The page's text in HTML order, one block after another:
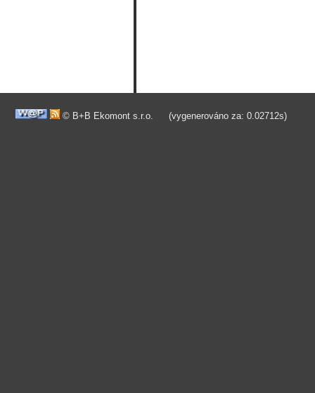
© B+B Ekomont s.r.o. (vygenerováno za: 0.02712s)